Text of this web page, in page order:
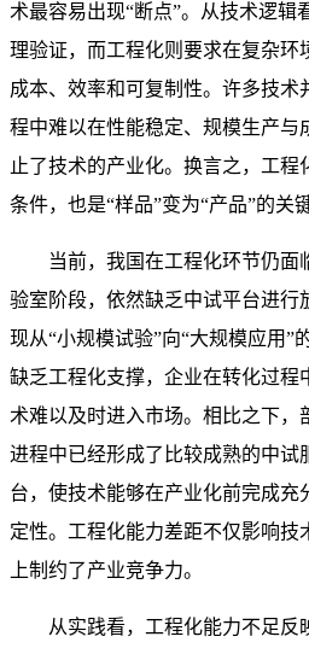
术最容易出现“断点”。从技术逻辑
理验证，而工程化则要求在复杂环
成本、效率和可复制性。许多技术
程中难以在性能稳定、规模生产与
止了技术的产业化。换言之，工
条件，也是“样品”变为“产品”的关
当前，我国在工程化环节仍面
验室阶段，依然缺乏中试平台进行
现从“小规模试验”向“大规模应用”
缺乏工程化支撑，企业在转化过程
术难以及时进入市场。相比之下，
进程中已经形成了比较成熟的中试
台，使技术能够在产业化前完成充
定性。工程化能力差距不仅影响技
上制约了产业竞争力。
从实践看，工程化能力不足反